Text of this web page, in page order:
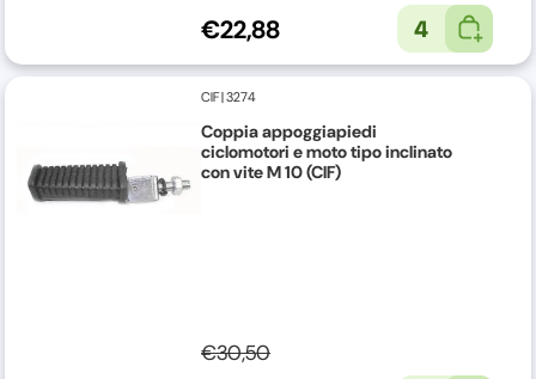
€22,88 4
CIF|3274
Coppia appoggiapiedi
ciclomotori e moto tipo inclinato
con vite M 10 (CIF)
€30,50